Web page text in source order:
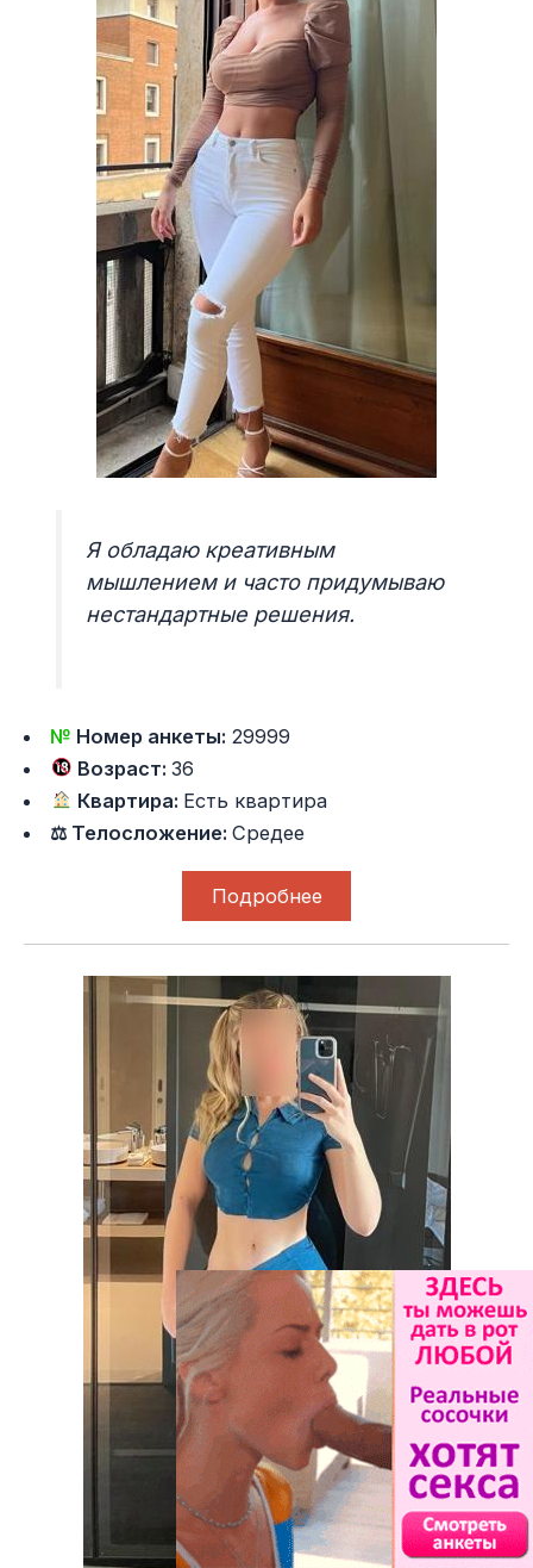
Я обладаю креативным
мышлением и часто придумываю
нестандартные решения.
№ Номер анкеты: 29999
Возраст:36
Квартира: Есть квартира
⚖ Телосложение:Средее
Подробнее